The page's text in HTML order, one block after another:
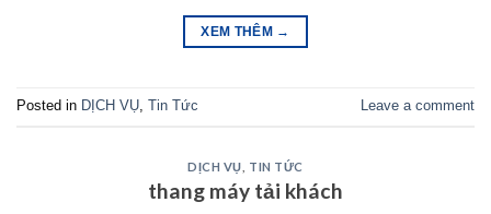
XEM THÊM →
Posted in DỊCH VỤ, Tin Tức Leave a comment
DỊCH VỤ TIN TỨC
thang máy tải khách